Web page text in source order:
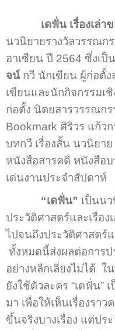
เดฟั่น เรื่องเล่า
นวนิยายรางวัลวรรณก
อาเซียน ปี 2564 ซึ่งเป็
จน์ กวี นักเขียน ผู้ก่อตั้
เขียนและนักกิจกรรมเ
ก่อตั้ง นิตยสารวรรณก
Bookmark ศิริวร แก้ว
บทกวี เรื่องสั้น นวนิยา
หนังสือสารคดี หนังสือบ
เด่นงานประจำสัปดาห์
“เดฟั่น” เป็นน
ประวัติศาสตร์และเรื่อ
ไปจนถึงประวัติศาสตร์
ทั้งหมดนี้ส่งผลต่อการป
อย่างหลีกเลี่ยงไม่ได้
ยังใช้ตัวละคร “เดฟั่น”
มา เพื่อให้เห็นเรื่องรา
ขึ้นจริงบางเรื่อง แต่ปร